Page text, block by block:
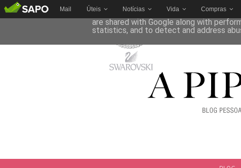
Mail Úteis Notícias Vida Compras
This site uses cookies from Google to
are shared with Google along with
statistics, and to detect and address